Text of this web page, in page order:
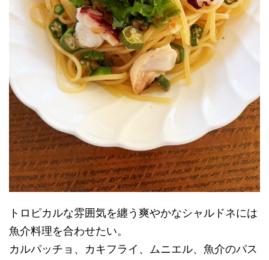
トロピカルな雰囲気を纏う爽やかなシャルドネには
魚介料理を合わせたい。
カルパッチョ、カキフライ、ムニエル、魚介のパス